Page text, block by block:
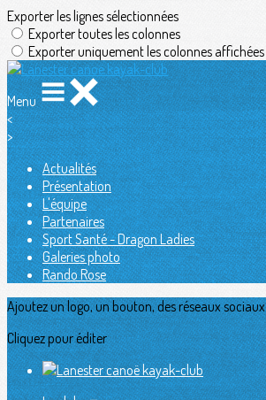
Exporter les lignes sélectionnées
Exporter toutes les colonnes
Exporter uniquement les colonnes affichées
Menu
<
>
Actualités
Présentation
L'équipe
Partenaires
Sport Santé - Dragon Ladies
Galeries photo
Rando Rose
Ajoutez un logo, un bouton, des réseaux sociaux
Cliquez pour éditer